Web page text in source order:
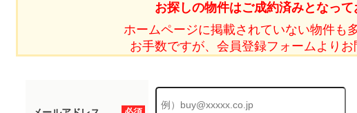
お探しの物件はご成約済みとなって
ホームページに掲載されていない物件も
お手数ですが、会員登録フォームよりお